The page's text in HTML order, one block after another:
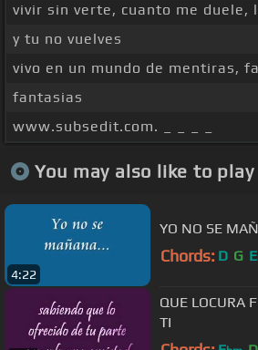
vivir sin verte, cuanto me duele,
y tu no vuelves
vivo en un mundo de mentiras,
fantasias
www.subsedit.com. _ _ _ _
You may also like to play
4:22
YO NO SE
Chords: D G E
QUE LOCURA
TI